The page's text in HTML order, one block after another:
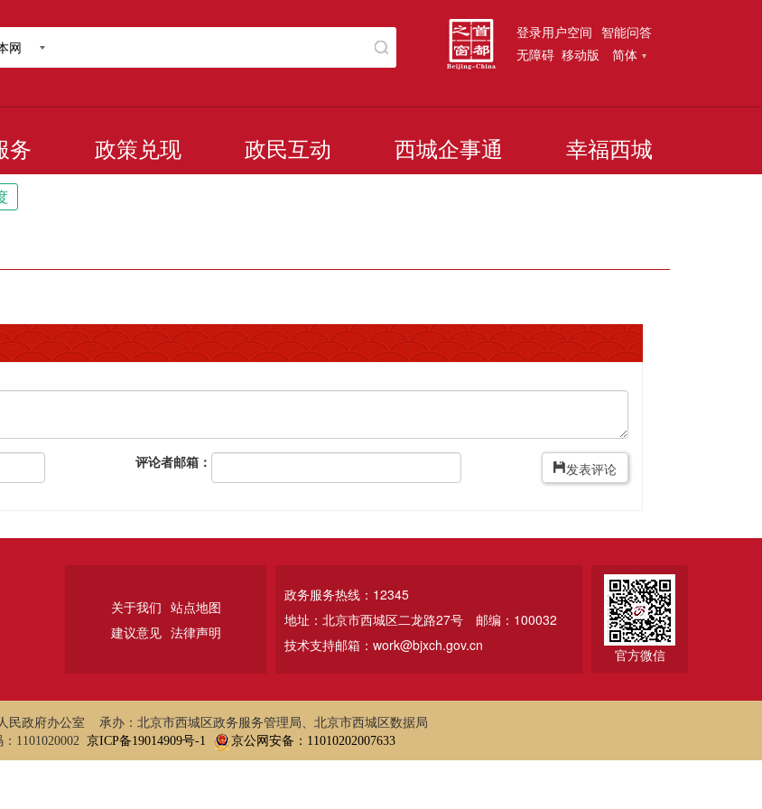
网
登录用户空间 智能问答
无障碍 移动版 简体
务 政策兑现 政民互动 西城企事通 幸福西城
评论者邮箱： 发表评论
关于我们 站点地图
建议意见 法律声明
政务服务热线：12345
地址：北京市西城区二龙路27号
邮编：100032
技术支持邮箱：work@bjxch.gov.cn
官方微信
民政府办公室 承办：北京市西城区政务服务管理局、北京市西城区数据局
1101020002 京ICP备19014909号-1 京公网安备：11010202007633